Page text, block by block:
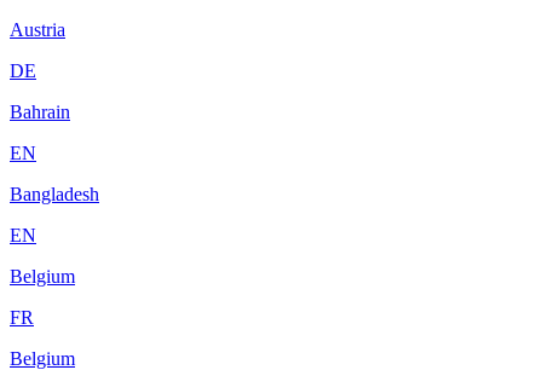
Austria
DE
Bahrain
EN
Bangladesh
EN
Belgium
FR
Belgium